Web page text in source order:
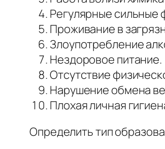
Регулярные сильные
Проживание в
Злоупотребление
Нездоровое питание.
Отсутствие
Нарушение обмена
Плохая личная
Определить тип